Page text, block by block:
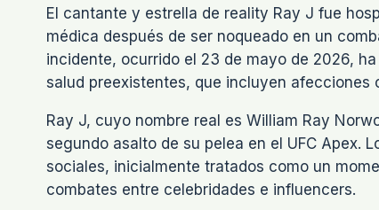
El cantante y estrella de reality Ray J fue
médica después de ser noqueado en un
incidente, ocurrido el 23 de mayo de 2026,
salud preexistentes, que incluyen afecciones
Ray J, cuyo nombre real es William Ray
segundo asalto de su pelea en el UFC Apex.
sociales, inicialmente tratados como un
combates entre celebridades e influencers.